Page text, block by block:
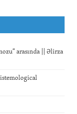
arasında || Əlirza